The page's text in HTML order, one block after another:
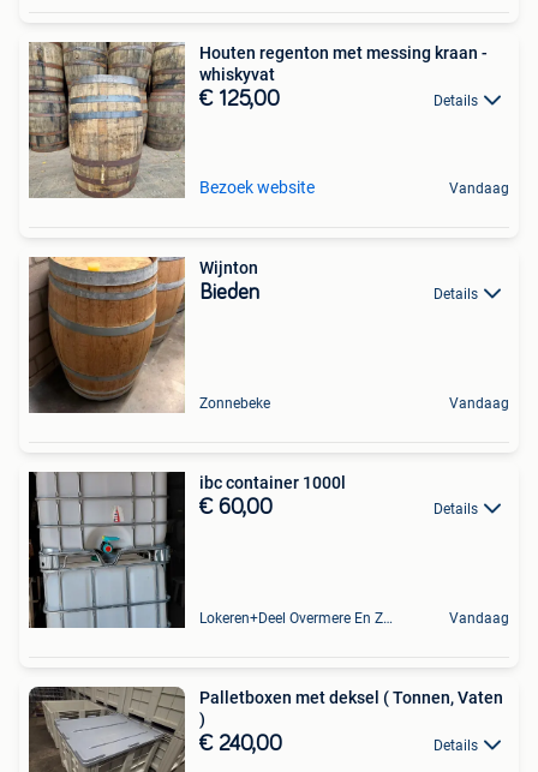
Houten regenton met messing kraan -
whiskyvat
€ 125,00 Details
Bezoek website Vandaag
Wijnton
Bieden Details
Zonnebeke Vandaag
ibc container 1000l
€ 60,00 Details
Lokeren+Deel Overmere En Zele Vandaag
Palletboxen met deksel ( Tonnen, Vaten
)
€ 240,00 Details